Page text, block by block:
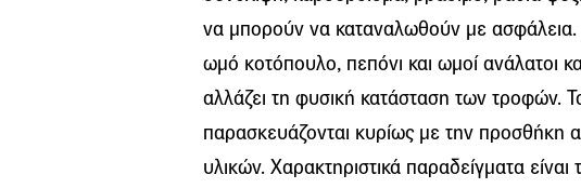
να μπορούν να καταναλωθούν με ασφάλεια.
ωμό κοτόπουλο, πεπόνι και ωμοί ανάλατοι
αλλάζει τη φυσική κατάσταση των τροφών.
παρασκευάζονται κυρίως με την προσθήκη
υλικών. Χαρακτηριστικά παραδείγματα